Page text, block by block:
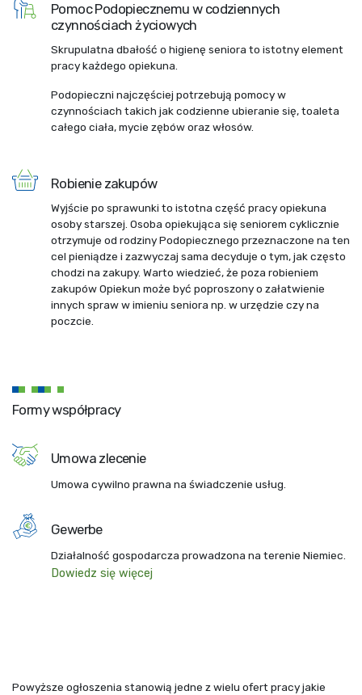
Pomoc Podopiecznemu w codziennych
czynnościach życiowych
Skrupulatna dbałość o higienę seniora to istotny element
pracy każdego opiekuna.
Podopieczni najczęściej potrzebują pomocy w
czynnościach takich jak codzienne ubieranie się, toaleta
całego ciała, mycie zębów oraz włosów.
Robienie zakupów
Wyjście po sprawunki to istotna część pracy opiekuna
osoby starszej. Osoba opiekująca się seniorem cyklicznie
otrzymuje od rodziny Podopiecznego przeznaczone na ten
cel pieniądze i zazwyczaj sama decyduje o tym, jak często
chodzi na zakupy. Warto wiedzieć, że poza robieniem
zakupów Opiekun może być poproszony o załatwienie
innych spraw w imieniu seniora np. w urzędzie czy na
poczcie.
Formy współpracy
Umowa zlecenie
Umowa cywilno prawna na świadczenie usług.
Gewerbe
Działalność gospodarcza prowadzona na terenie Niemiec.
Dowiedz się więcej
Powyższe ogłoszenia stanowią jedne z wielu ofert pracy jakie